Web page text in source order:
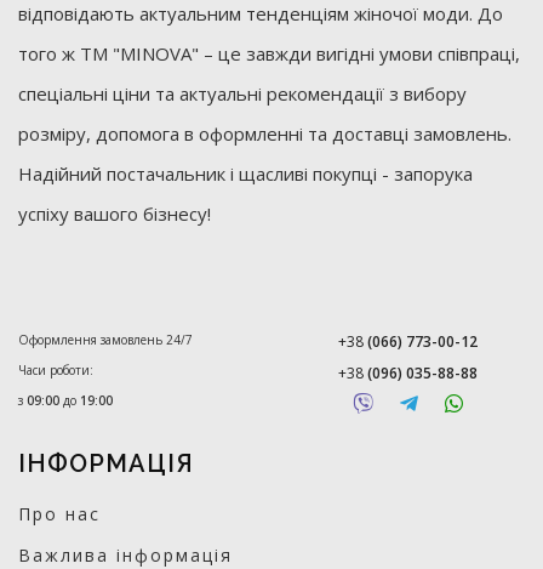
відповідають актуальним тенденціям жіночої моди. До
того ж ТМ "MINOVA" – це завжди вигідні умови співпраці,
спеціальні ціни та актуальні рекомендації з вибору
розміру, допомога в оформленні та доставці замовлень.
Надійний постачальник і щасливі покупці - запорука
успіху вашого бізнесу!
Оформлення замовлень 24/7
Часи роботи:
з 09:00 до 19:00
+38(066) 773-00-12
+38(096) 035-88-88
ІНФОРМАЦІЯ
Про нас
Важлива інформація